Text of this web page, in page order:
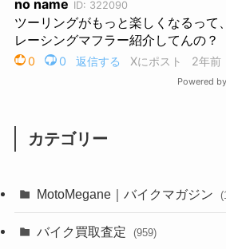
カテゴリー
MotoMegane｜バイクマガジン
バイク買取査定 (959)